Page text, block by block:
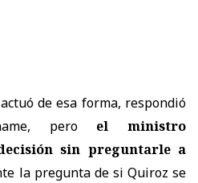
de esa forma, respondió
pero el ministro
sin preguntarle a
la pregunta de si Quiroz se